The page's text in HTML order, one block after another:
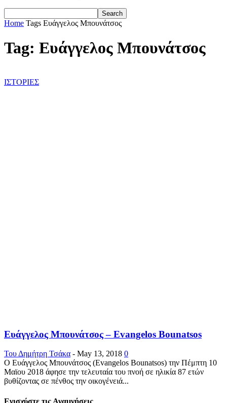
Home Tags Ευάγγελος Μπουνάτσος
Tag: Ευάγγελος Μπουνάτσος
ΙΣΤΟΡΙΕΣ
Ευάγγελος Μπουνάτσος – Evangelos Bounatsos
Του Δημήτρη Τσάκα - May 13, 2018 0
Ο Ευάγγελος Μπουνάτσος (Evangelos Bounatsos) την Πέμπτη 10
Μαϊου 2018 άφησε την τελευταία του πνοή σε ηλικία 87 ετών
βυθίζοντας σε πένθος την οικογένειά...
Ενισχύστε τις Αναμνήσεις